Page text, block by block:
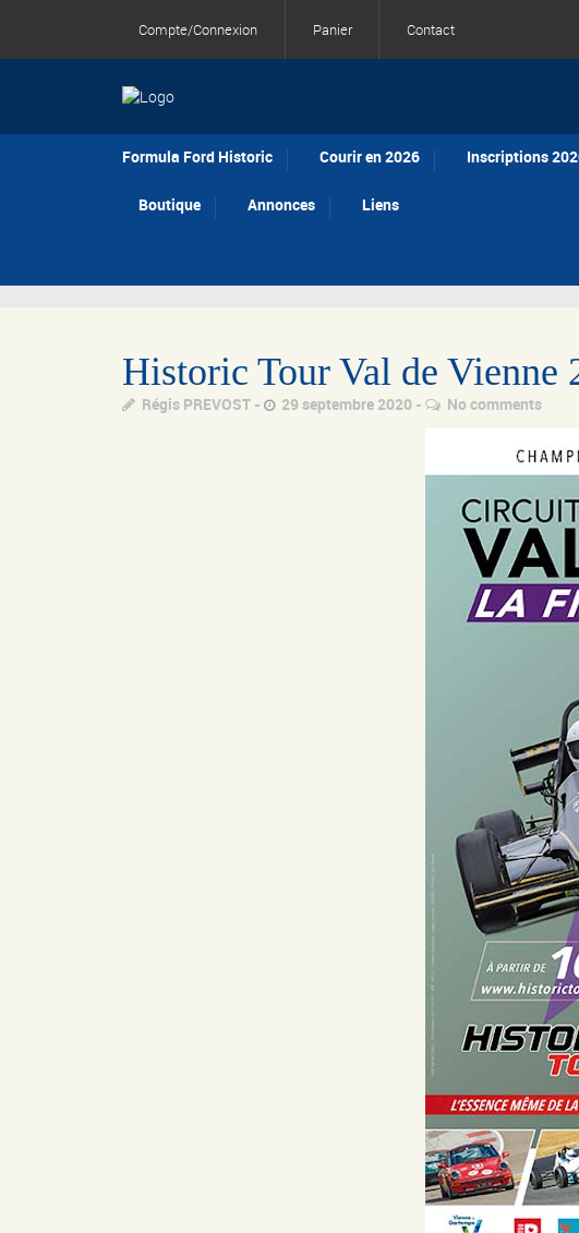
Compte/Connexion Panier Contact
Formula Ford Historic Courir en 2026 Inscriptions
Boutique Annonces Liens
Historic Tour Val de Vienne
Régis PREVOST 29 septembre 2020 No comments